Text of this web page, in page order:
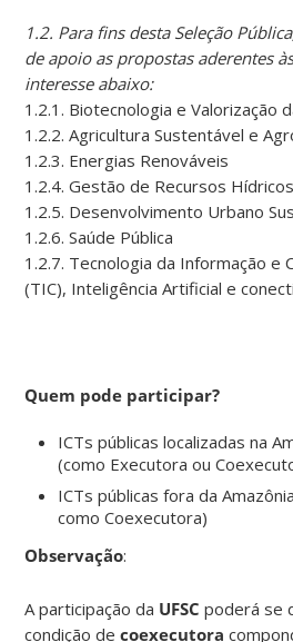
1.2. Para fins desta Seleção
de apoio as propostas aderentes
interesse abaixo:
1.2.1. Biotecnologia e Valorização
1.2.2. Agricultura Sustentável e
1.2.3. Energias Renováveis
1.2.4. Gestão de Recursos Hídricos
1.2.5. Desenvolvimento Urbano
1.2.6. Saúde Pública
1.2.7. Tecnologia da Informação e
(TIC), Inteligência Artificial e
Quem pode participar?
ICTs públicas localizadas na
(como Executora ou
ICTs públicas fora da
como Coexecutora)
Observação:
A participação da UFSC poderá se
condição decoexecutora